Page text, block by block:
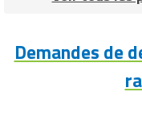
Demandes de